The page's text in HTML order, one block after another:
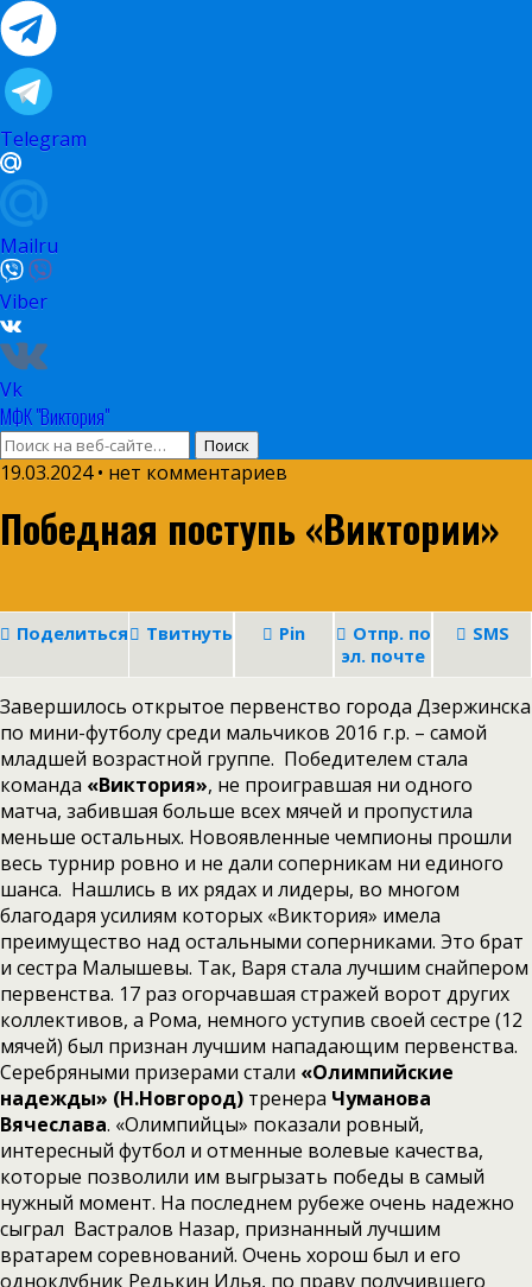
Telegram
Mailru
Viber
Vk
МФК "Виктория"
19.03.2024 • нет комментариев
Победная поступь «Виктории»
Поделиться Твитнуть Pin
Отпр. по
эл. почте
SMS
Завершилось открытое первенство города Дзержинска
по мини-футболу среди мальчиков 2016 г.р. – самой
младшей возрастной группе. Победителем стала
команда «Виктория», не проигравшая ни одного
матча, забившая больше всех мячей и пропустила
меньше остальных. Новоявленные чемпионы прошли
весь турнир ровно и не дали соперникам ни единого
шанса. Нашлись в их рядах и лидеры, во многом
благодаря усилиям которых «Виктория» имела
преимущество над остальными соперниками. Это брат
и сестра Малышевы. Так, Варя стала лучшим снайпером
первенства. 17 раз огорчавшая стражей ворот других
коллективов, а Рома, немного уступив своей сестре (12
мячей) был признан лучшим нападающим первенства.
Серебряными призерами стали «Олимпийские
надежды» (Н.Новгород) тренера Чуманова
Вячеслава. «Олимпийцы» показали ровный,
интересный футбол и отменные волевые качества,
которые позволили им выгрызать победы в самый
нужный момент. На последнем рубеже очень надежно
сыграл Вастралов Назар, признанный лучшим
вратарем соревнований. Очень хорош был и его
одноклубник Редькин Илья, по праву получившего